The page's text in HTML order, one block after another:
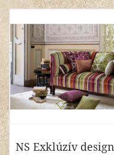
NS Exklúzív design